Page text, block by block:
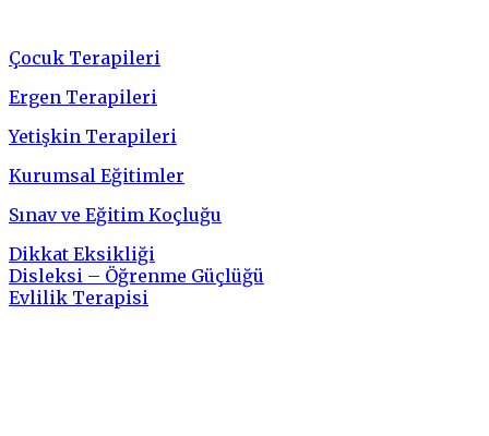
Çocuk Terapileri
Ergen Terapileri
Yetişkin Terapileri
Kurumsal Eğitimler
Sınav ve Eğitim Koçluğu
Dikkat Eksikliği
Disleksi – Öğrenme Güçlüğü
Evlilik Terapisi